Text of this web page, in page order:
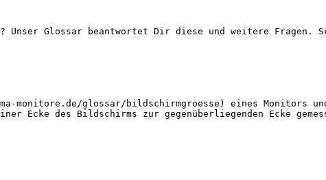
Glossar beantwortet Dir diese und weitere Fragen.
glossar/bildschirmgroesse) eines Monitors
Ecke des Bildschirms zur gegenüberliegenden Ecke